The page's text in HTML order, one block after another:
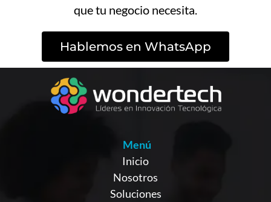
que tu negocio necesita.
Hablemos en WhatsApp
Menú
Inicio
Nosotros
Soluciones